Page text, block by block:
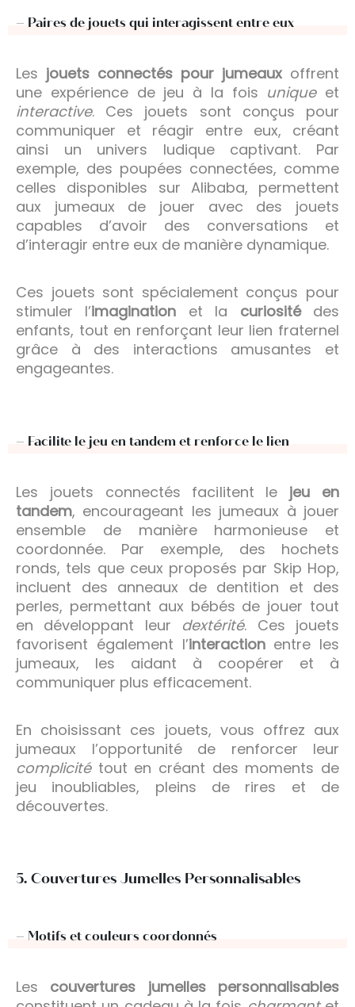
– Paires de jouets qui interagissent entre eux
Les jouets connectés pour jumeaux offrent
une expérience de jeu à la fois uniqueet
interactive. Ces jouets sont conçus pour
communiquer et réagir entre eux, créant
ainsi un univers ludique captivant. Par
exemple, des poupées connectées, comme
celles disponibles sur Alibaba, permettent
aux jumeaux de jouer avec des jouets
capables d’avoir des conversations et
d’interagir entre eux de manière dynamique.
Ces jouets sont spécialement conçus pour
stimuler l’imagination et la curiositédes
enfants, tout en renforçant leur lien fraternel
grâce à des interactions amusantes et
engageantes.
– Facilite le jeu en tandem et renforce le lien
Les jouets connectés facilitent le jeu en
tandem, encourageant les jumeaux à jouer
ensemble de manière harmonieuse et
coordonnée. Par exemple, des hochets
ronds, tels que ceux proposés par Skip Hop,
incluent des anneaux de dentition et des
perles, permettant aux bébés de jouer tout
en développant leur dextérité. Ces jouets
favorisent également l’interactionentre les
jumeaux, les aidant à coopérer et à
communiquer plus efficacement.
En choisissant ces jouets, vous offrez aux
jumeaux l’opportunité de renforcer leur
complicitétout en créant des moments de
jeu inoubliables, pleins de rires et de
découvertes.
5. Couvertures Jumelles Personnalisables
– Motifs et couleurs coordonnés
Les couvertures jumelles personnalisables